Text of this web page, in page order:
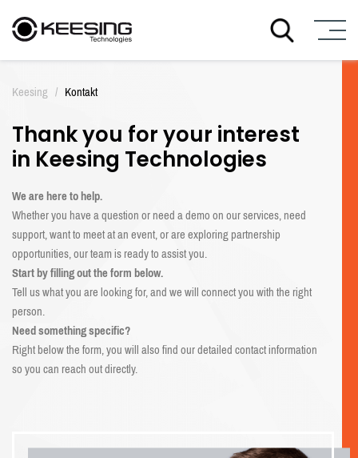
Z
Keesing / Kontakt
Thank you for your interest
in Keesing Technologies
We are here to help.
Whether you have a question or need a demo on our services, need
support, want to meet at an event, or are exploring partnership
opportunities, our team is ready to assist you.
Start by filling out the form below.
Tell us what you are looking for, and we will connect you with the right
person.
Need something specific?
Right below the form, you will also find our detailed contact information
so you can reach out directly.